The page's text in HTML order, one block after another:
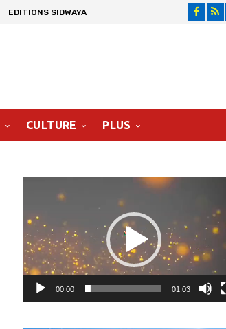
EDITIONS SIDWAYA
CULTURE PLUS
00:00 01:03